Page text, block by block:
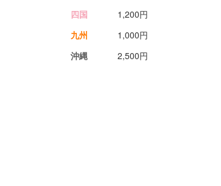
四国
1,200円
九州
1,000円
沖縄
2,500円